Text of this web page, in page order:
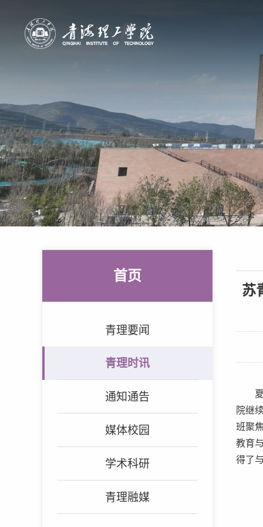
首页
青理要闻
青理时讯
通知通告
媒体校园
学术科研
青理融媒
苏
院继
班聚
教育
得了